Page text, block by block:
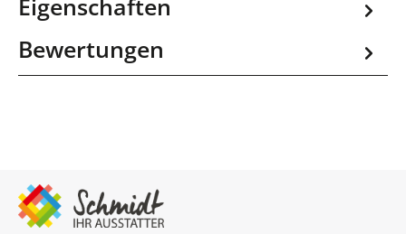
Eigenschaften
Bewertungen